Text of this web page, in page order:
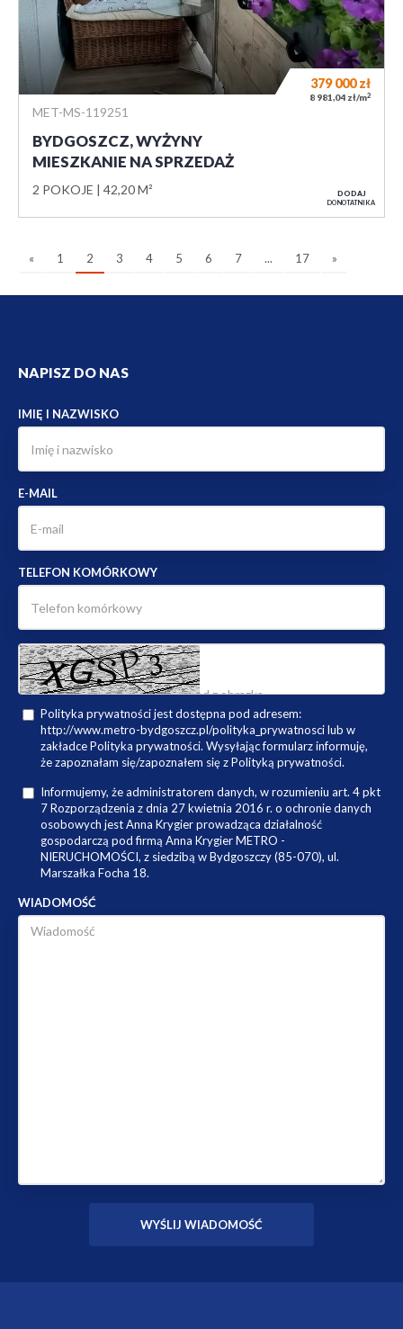
MET-MS-119251
BYDGOSZCZ, WYŻYNY
MIESZKANIE NA SPRZEDAŻ
2 POKOJE 42,20 M²
379 000zł
8 981,04 zł/m2
DODAJ
DO NOTATNIKA
« 1 2 3 4 5 6 7 ... 17 »
NAPISZ DO NAS
IMIĘ I NAZWISKO
E-MAIL
TELEFON KOMÓRKOWY
Polityka prywatności jest dostępna pod adresem:
http://www.metro-bydgoszcz.pl/polityka_prywatnosci lub w
zakładce Polityka prywatności. Wysyłając formularz informuję,
że zapoznałam się/zapoznałem się z Polityką prywatności.
Informujemy, że administratorem danych, w rozumieniu art. 4 pkt
7 Rozporządzenia z dnia 27 kwietnia 2016 r. o ochronie danych
osobowych jest Anna Krygier prowadząca działalność
gospodarczą pod firmą Anna Krygier METRO -
NIERUCHOMOŚCI, z siedzibą w Bydgoszczy (85-070), ul.
Marszałka Focha 18.
WIADOMOŚĆ